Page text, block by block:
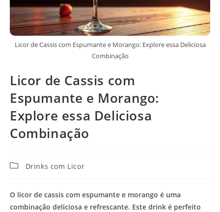
Licor de Cassis com Espumante e Morango: Explore essa Deliciosa
Combinação
Licor de Cassis com
Espumante e Morango:
Explore essa Deliciosa
Combinação
CategoriaDrinks com Licor
O licor de cassis com espumante e morango é uma
combinação deliciosa e refrescante. Este drink é perfeito